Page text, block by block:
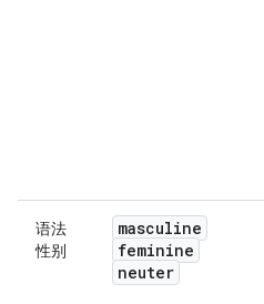
语法
性别
masculine
feminine
neuter